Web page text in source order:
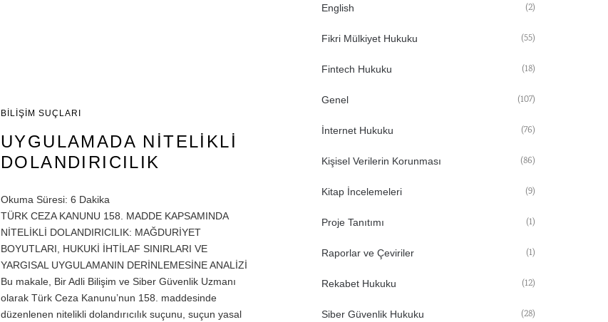
BILIŞIM SUÇLARI
UYGULAMADA NITELIKLI
DOLANDIRICILIK
Okuma Süresi: 6 Dakika
TÜRK CEZA KANUNU 158. MADDE KAPSAMINDA
NİTELİKLİ DOLANDIRICILIK: MAĞDURİYET
BOYUTLARI, HUKUKİ İHTİLAF SINIRLARI VE
YARGISAL UYGULAMANIN DERİNLEMESİNE ANALİZİ
Bu makale, Bir Adli Bilişim ve Siber Güvenlik Uzmanı
olarak Türk Ceza Kanunu’nun 158. maddesinde
düzenlenen nitelikli dolandırıcılık suçunu, suçun yasal
English (2)
Fikri Mülkiyet Hukuku (55)
Fintech Hukuku (18)
Genel (107)
İnternet Hukuku (76)
Kişisel Verilerin Korunması (86)
Kitap İncelemeleri (9)
Proje Tanıtımı (1)
Raporlar ve Çeviriler (1)
Rekabet Hukuku (12)
Siber Güvenlik Hukuku (28)